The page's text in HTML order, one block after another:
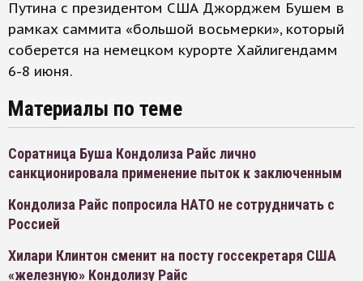
Путина с президентом США Джорджем Бушем в
рамках саммита «большой восьмерки», который
соберется на немецком курорте Хайлигендамм
6-8 июня.
Материалы по теме
Соратница Буша Кондолиза Райс лично
санкционировала применение пыток к заключенным
Кондолиза Райс попросила НАТО не сотрудничать с
Россией
Хилари Клинтон сменит на посту госсекретаря США
«железную» Кондолизу Райс